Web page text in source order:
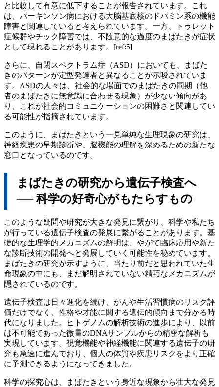
と比較して有意に低下することが報告されています。これ
は、パーキンソン病における大脳基底核のドパミン系の機能
障害と関連していると考えられています。一方、トゥレット
症候群やチック障害では、不随意的な過度のまばたきが症状
として現れることがあります。[ref:5]
さらに、自閉スペクトラム症（ASD）においても、まばた
きのパターンが定型発達者と異なることが示唆されていま
す。ASDの人々は、社会的な場面でのまばたきの同期（他
者のまばたきに無意識に合わせる現象）が少ない傾向があ
り、これが社会的コミュニケーションの困難さと関連してい
る可能性が指摘されています。
このように、まばたきという一見単純な生理現象の研究は、
神経疾患の早期診断や、脳機能の理解を深めるための新たな
窓口となっているのです。
まばたきの研究から遺伝子検査へ
── 科学の好奇心がもたらすもの
このような疑問や研究が大きな発見に繋がり、科学や私たち
が行っている遺伝子検査の発展に繋がることがあります。基
礎的な生理学的メカニズムの解明は、やがて臨床応用や新た
な診断技術の開発へと発展していく可能性を秘めています。
まばたきの研究が示すように、当たり前だと思われていた生
命現象の中にも、まだ解明されていない精巧なメカニズムが
隠されているのです。
遺伝子検査は日々進化を続け、がんや生活習慣病のリスク評
価だけでなく、性格や才能に関する遺伝的傾向まで分かる時
代になりました。ヒトゲノムの解析技術の進歩により、以前
は不可能であった微量のDNAサンプルからの精密な解析も
実現しています。視覚機能や神経機能に関連する遺伝子の研
究も急速に進んでおり、個人の体質や疾患リスクをより正確
に予測できるようになってきました。
科学の探究心は、まばたきという身近な現象から壮大な発見